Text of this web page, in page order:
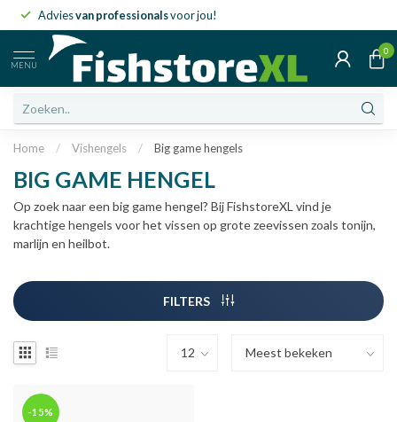
Adviesvan professionalsvoor jou!
MENU
0
Home / Vishengels / Big game hengels
BIG GAME HENGEL
Op zoek naar een big game hengel? Bij FishstoreXL vind je
krachtige hengels voor het vissen op grote zeevissen zoals tonijn,
marlijn en heilbot.
FILTERS
-15%